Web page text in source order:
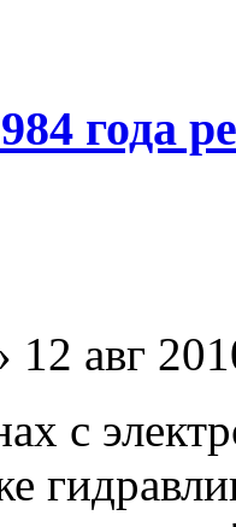
года
12 авг
с